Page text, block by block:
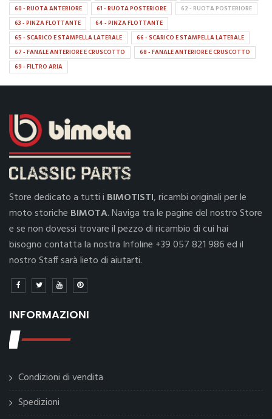
60 - RUOTA ANTERIORE
61 - RUOTA POSTERIORE
62 - RUOTA POSTERIORE
63 - PINZA FLOTTANTE
64 - PINZA FLOTTANTE
65 - SCARICO E STAMPELLA LATERALE
66 - SCARICO E STAMPELLA LATERALE
67 - FANALE ANTERIORE E CRUSCOTTO
68 - FANALE ANTERIORE E CRUSCOTTO
69 - FILTRO ARIA
Store dedicato a tutti i BIMOTISTI, ricambi originali per le
moto storiche BIMOTA. Naviga tra le pagine del nostro Store
e se non dovessi trovare il pezzo di ricambio di cui hai
bisogno contatta la nostra Infoline +39 057 821 986 ed il
nostro Staff sarà lieto di aiutarti.
INFORMAZIONI
Condizioni di vendita
Spedizioni